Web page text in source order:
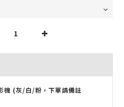
機 (灰/白/粉，下單請備註